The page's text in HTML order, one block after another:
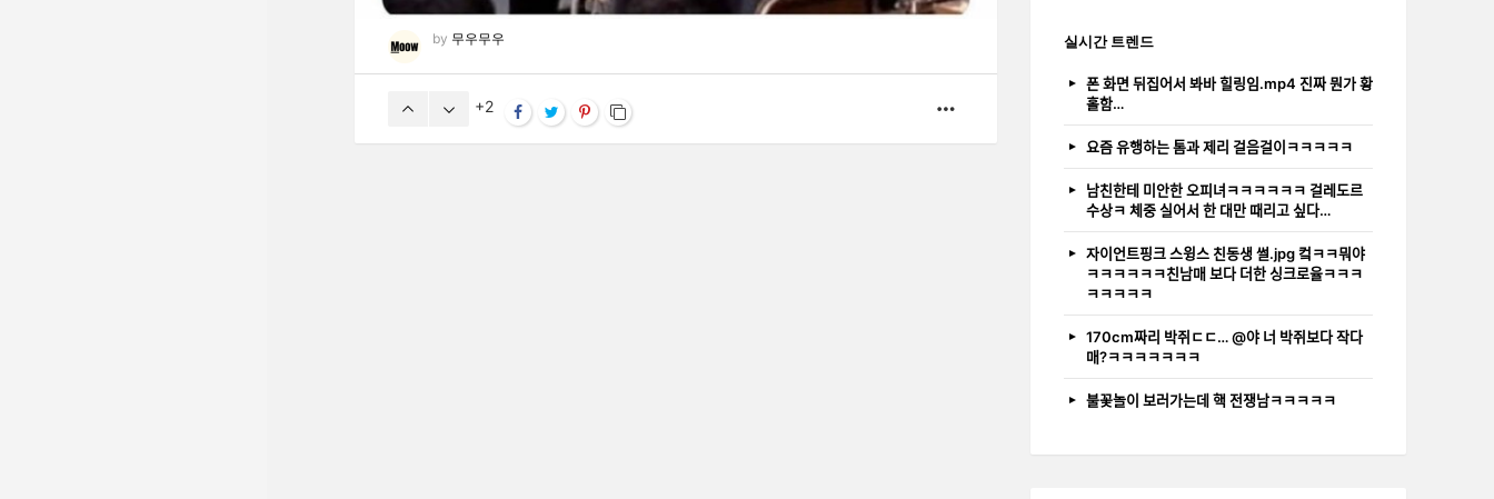
by 무우무우
2
실시간 트렌드
폰 화면 뒤집어서 봐바 힐링임.mp4 진짜 뭔가 황
홀함…
요즘 유행하는 톰과 제리 걸음걸이ㅋㅋㅋㅋㅋ
남친한테 미안한 오피녀ㅋㅋㅋㅋㅋㅋ 걸레도르
수상ㅋ 체중 실어서 한 대만 때리고 싶다…
자이언트핑크 스윙스 친동생 썰.jpg 컼ㅋㅋ뭐야
ㅋㅋㅋㅋㅋㅋ친남매 보다 더한 싱크로율ㅋㅋㅋ
ㅋㅋㅋㅋㅋ
170cm짜리 박쥐ㄷㄷ… @야 너 박쥐보다 작다
매?ㅋㅋㅋㅋㅋㅋㅋ
불꽃놀이 보러가는데 핵 전쟁남ㅋㅋㅋㅋㅋ